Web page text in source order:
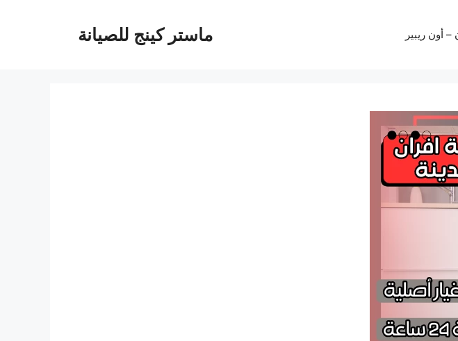
ماستر كينج للصيانة